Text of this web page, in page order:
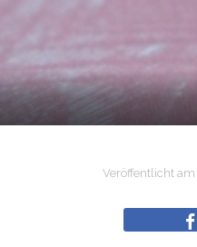
Veröffentlicht am